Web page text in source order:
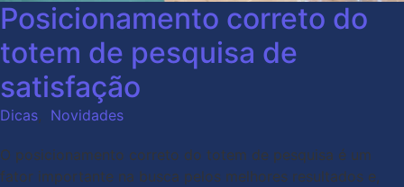
Posicionamento correto do
totem de pesquisa de
satisfação
Dicas, Novidades
O posicionamento correto do totem de pesquisa é um
fator importante na busca pelos melhores resultados e,